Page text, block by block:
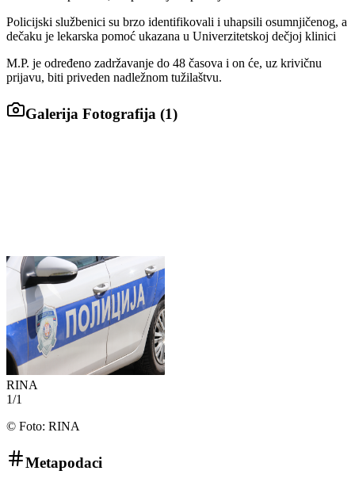
Policijski službenici su brzo identifikovali i uhapsili osumnjičenog, a
dečaku je lekarska pomoć ukazana u Univerzitetskoj dečjoj klinici
M.P. je određeno zadržavanje do 48 časova i on će, uz krivičnu
prijavu, biti priveden nadležnom tužilaštvu.
Galerija Fotografija (1)
RINA
1/1
© Foto: RINA
Metapodaci